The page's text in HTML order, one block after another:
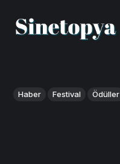
Haber Festival Ödüller